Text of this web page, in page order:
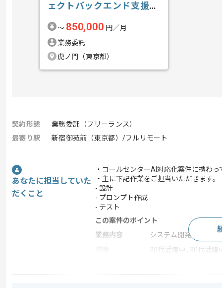
ェクトバックエンド支援の
〜 850,000 円／月
業務委託
虎ノ門（東京都）
契約形態
業務委託（フリーランス）
最寄り駅
新宿御苑前（東京都）/フルリモート
あなたに担当していた
だくこと
・コールセンターAI対応化案件に携わ
・主に下記作業をご担当いただきます。
- 設計
- プロンプト作成
- テスト
この案件のポイント
業務内容
システム開発
20代活躍中 , 30代活躍